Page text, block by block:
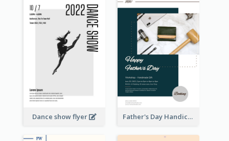
Dance show flyer Father's Day Handicrafts Workshop Flyer